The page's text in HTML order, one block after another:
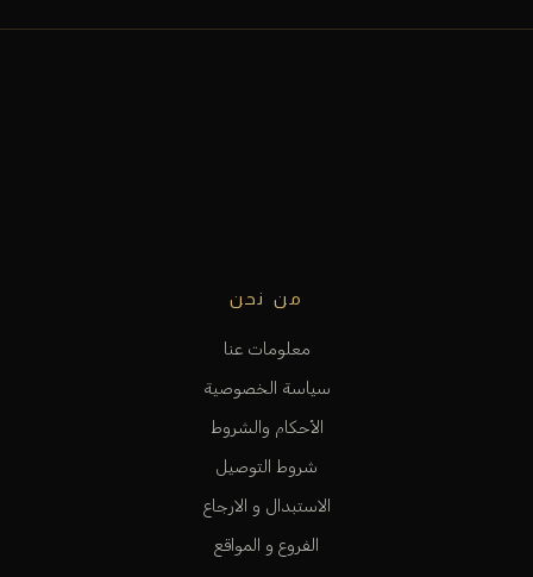
من نحن
معلومات عنا
سياسة الخصوصية
الأحكام والشروط
شروط التوصيل
الاستبدال و الارجاع
الفروع و المواقع